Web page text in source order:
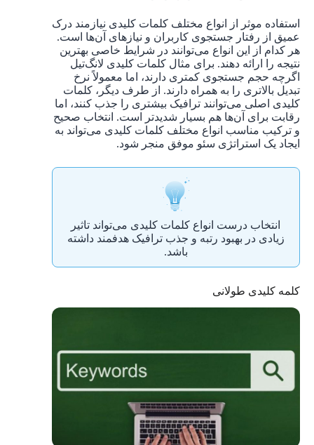
استفاده موثر از انواع مختلف کلمات کلیدی نیازمند درک
عمیق از رفتار جستجوی کاربران و نیازهای آن‌ها است.
هر کدام از این انواع می‌توانند در شرایط خاصی بهترین
نتیجه را ارائه دهند. برای مثال کلمات کلیدی لانگ‌تیل
اگرچه حجم جستجوی کمتری دارند، اما معمولاً نرخ
تبدیل بالاتری را به همراه دارند. از طرف دیگر، کلمات
کلیدی اصلی می‌توانند ترافیک بیشتری را جذب کنند، اما
رقابت برای آن‌ها هم بسیار شدیدتر است. انتخاب صحیح
و ترکیب مناسب انواع مختلف کلمات کلیدی می‌تواند به
ایجاد یک استراتژی سئو موفق منجر شود.
انتخاب درست انواع کلمات کلیدی می‌تواند تاثیر
زیادی در بهبود رتبه و جذب ترافیک هدفمند داشته
باشد.
کلمه کلیدی طولانی